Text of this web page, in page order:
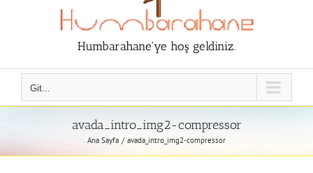
Humbarahane'ye hoş geldiniz.
Git...
avada_intro_img2-compressor
Ana Sayfa avada_intro_img2-compressor